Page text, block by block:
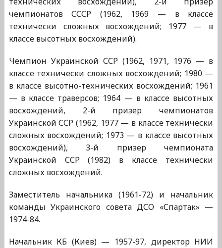
чемпионатов СССР (1962, 1969 — в классе
технически сложных восхождений; 1977 — в
классе высотных восхождений).
Чемпион Украинской ССР (1962, 1971, 1976 — в
классе технически сложных восхождений; 1980 —
в классе высотно-технических восхождений; 1961
— в классе траверсов; 1964 — в классе высотных
восхождений, 2-й призер чемпионатов
Украинской ССР (1962, 1977 — в классе технически
сложных восхождений; 1973 — в классе высотных
восхождений), 3-й призер чемпионата
Украинской ССР (1982) в классе технически
сложных восхождений.
Заместитель начальника (1961-72) и начальник
команды Украинского совета ДСО «Спартак» —
1974-84.
Начальник КБ (Киев) — 1957-97, директор НИИ